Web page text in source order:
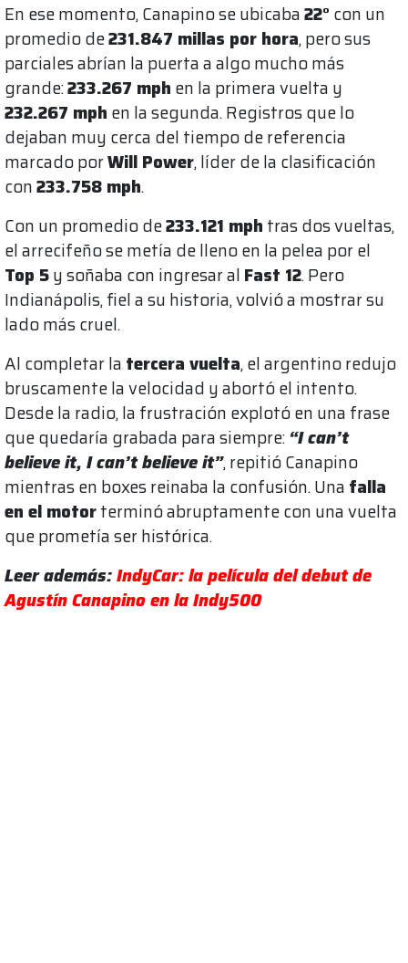
En ese momento, Canapino se ubicaba22° con un
promedio de231.847 millas por hora, pero sus
parciales abrían la puerta a algo mucho más
grande:233.267 mph en la primera vuelta y
232.267 mph en la segunda. Registros que lo
dejaban muy cerca del tiempo de referencia
marcado porWill Power, líder de la clasificación
con233.758 mph.
Con un promedio de233.121 mph tras dos vueltas,
el arrecifeño se metía de lleno en la pelea por el
Top 5y soñaba con ingresar al Fast 12. Pero
Indianápolis, fiel a su historia, volvió a mostrar su
lado más cruel.
Al completar la tercera vuelta, el argentino redujo
bruscamente la velocidad y abortó el intento.
Desde la radio, la frustración explotó en una frase
que quedaría grabada para siempre:“I can’t
believe it, I can’t believe it”, repitió Canapino
mientras en boxes reinaba la confusión. Una falla
en el motorterminó abruptamente con una vuelta
que prometía ser histórica.
Leer además:IndyCar: la película del debut de
Agustín Canapino en la Indy500